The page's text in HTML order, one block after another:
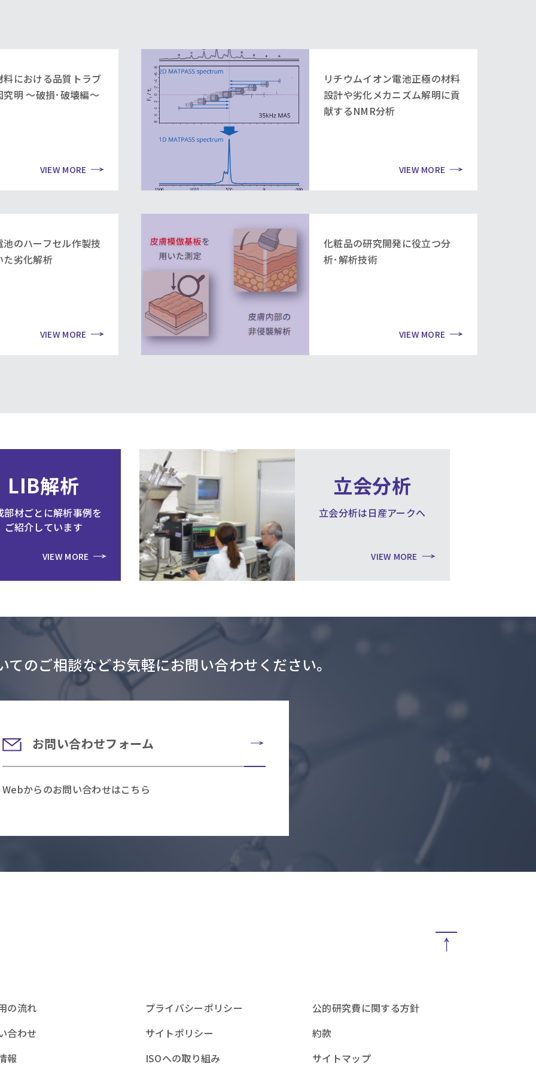
料における品質トラブ
究明 ～破損･破壊編～
VIEW MORE
リチウムイオン電池正極の材料
設計や劣化メカニズム解明に貢
献するNMR分析
VIEW MORE
池のハーフセル作製技
た劣化解析
VIEW MORE
化粧品の研究開発に役立つ分
析･解析技術
VIEW MORE
LIB解析
部材ごとに解析事例を
ご紹介しています
VIEW MORE
立会分析
立会分析は日産アークへ
VIEW MORE
てのご相談などお気軽にお問い合わせください。
お問い合わせフォーム
Webからのお問い合わせはこちら
の流れ
合わせ
報
プライバシーポリシー
サイトポリシー
ISOへの取り組み
公的研究費に関する方針
約款
サイトマップ